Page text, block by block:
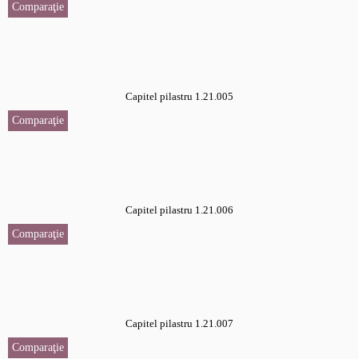
Comparaţie
Capitel pilastru 1.21.005
Comparaţie
Capitel pilastru 1.21.006
Comparaţie
Capitel pilastru 1.21.007
Comparaţie